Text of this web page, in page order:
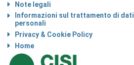
Note legali
Informazioni sul trattamento di dati
personali
Privacy & Cookie Policy
Home